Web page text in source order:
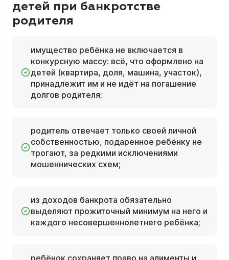
детей при банкротстве
родителя
имущество ребёнка не включается в
конкурсную массу: всё, что оформлено на
детей (квартира, доля, машина, участок),
принадлежит им и не идёт на погашение
долгов родителя;
родитель отвечает только своей личной
собственностью, подаренное ребёнку не
трогают, за редкими исключениями
мошеннических схем;
из доходов банкрота обязательно
выделяют прожиточный минимум на него и
каждого несовершеннолетнего ребёнка;